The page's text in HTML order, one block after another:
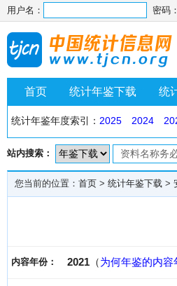
用户名： 密码：
首页 统计年鉴下载 统
统计年鉴年度索引： 2025 2024
站内搜索：
您当前的位置： 首页 > 统计年鉴下载 >
内容年份： 2021 （为何年鉴的内容